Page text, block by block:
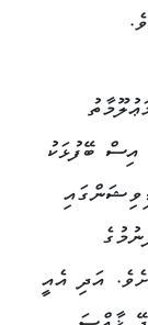
ބޭފުޅަކު
އަދި އެއީ